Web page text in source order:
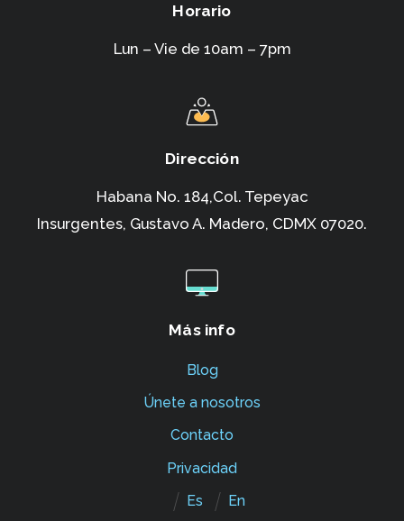
Horario
Lun – Vie de 10am – 7pm
Dirección
Habana No. 184,Col. Tepeyac
Insurgentes, Gustavo A. Madero, CDMX 07020.
Más info
Blog
Únete a nosotros
Contacto
Privacidad
Es
En